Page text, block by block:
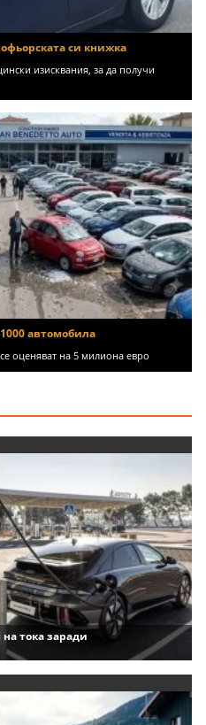
си книжка
изисквания, за да получи
автомобила
оценяват на 5 милиона евро
тока заради